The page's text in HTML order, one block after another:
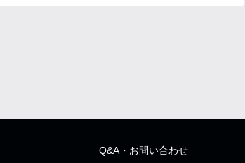
Q&A・お問い合わせ